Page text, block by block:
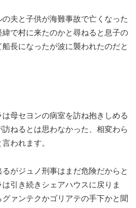
夫と子供が海難事故で亡くなった
で村に来たのかと尋ねると息子の
長になったが波に襲われたのだと
母セヨンの病室を訪ね抱きしめる
ねるとは思わなかった、相変わら
われます。
がジュノ刑事はまだ危険だからと
引き続きシェアハウスに戻りま
ァンテクかゴリアテの手下かと聞